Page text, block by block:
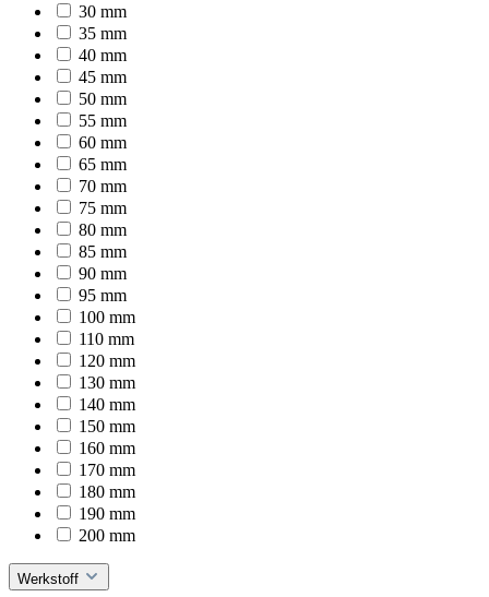
30 mm
35 mm
40 mm
45 mm
50 mm
55 mm
60 mm
65 mm
70 mm
75 mm
80 mm
85 mm
90 mm
95 mm
100 mm
110 mm
120 mm
130 mm
140 mm
150 mm
160 mm
170 mm
180 mm
190 mm
200 mm
Werkstoff